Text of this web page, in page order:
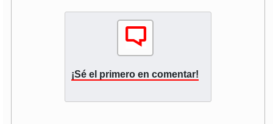
¡Sé el primero en comentar!